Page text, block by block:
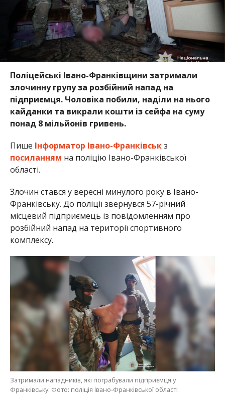
Поліцейські Івано-Франківщини затримали
злочинну групу за розбійний напад на
підприємця. Чоловіка побили, наділи на нього
кайданки та викрали кошти із сейфа на суму
понад 8 мільйонів гривень.
Пише Інформатор Івано-Франківськз
посиланням на поліцію Івано-Франківської
області.
Злочин стався у вересні минулого року в Івано-
Франківську. До поліції звернувся 57-річний
місцевий підприємець із повідомленням про
розбійний напад на території спортивного
комплексу.
Затримали нападників, які пограбували підприємця у
Франківську. Фото: поліція Івано-Франківської області